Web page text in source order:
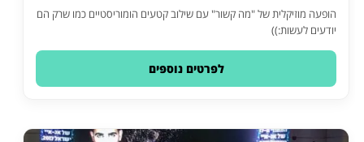
הופעה מוזיקלית של "מה קשור" עם שילוב קטעים הומוריסטיים כמו שרק הם
יודעים לעשות:))
לפרטים נוספים